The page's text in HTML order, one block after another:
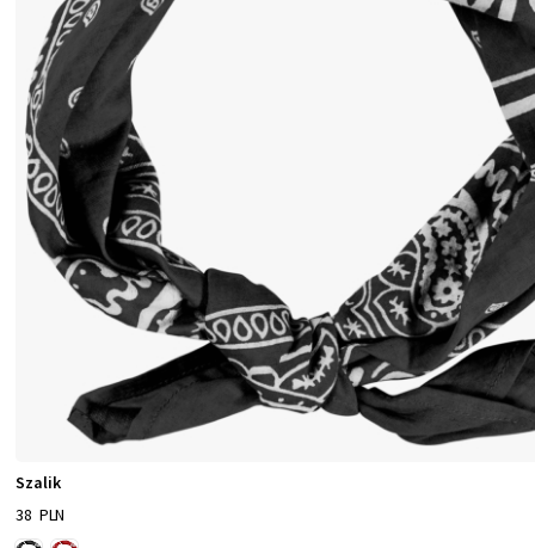
Szalik
38 PLN